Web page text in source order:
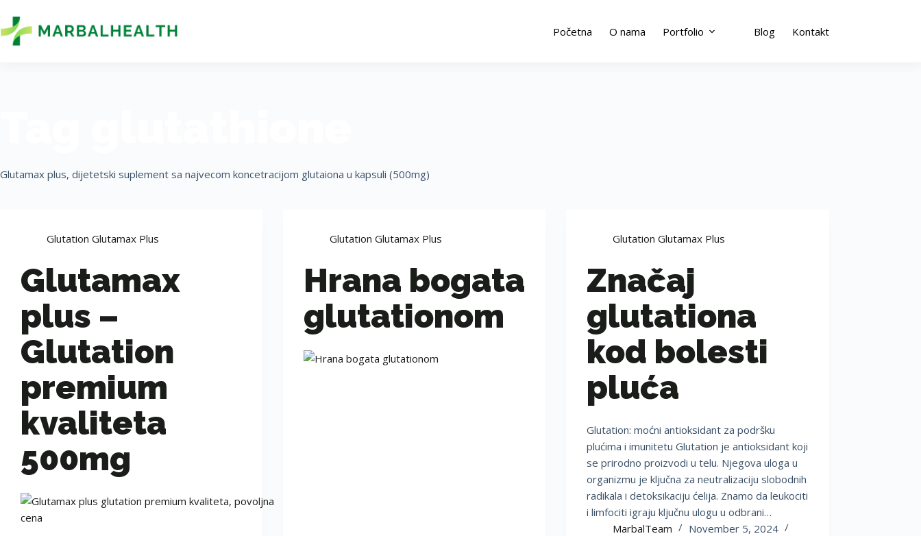
Početna O nama Portfolio Blog Kontakt
Glutamax plus, dijetetski suplement sa najvecom koncetracijom glutaiona u kapsuli (500mg)
Glutation Glutamax Plus
Glutamax
plus –
Glutation
premium
kvaliteta
500mg
Glutation Glutamax Plus
Hrana bogata
glutationom
Glutation Glutamax Plus
Značaj
glutationa
kod bolesti
pluća
Glutation: moćni antioksidant za podršku
plućima i imunitetu Glutation je antioksidant koji
se prirodno proizvodi u telu. Njegova uloga u
organizmu je ključna za neutralizaciju slobodnih
radikala i detoksikaciju ćelija. Znamo da leukociti
i limfociti igraju ključnu ulogu u odbrani…
MarbalTeam
November 5, 2024